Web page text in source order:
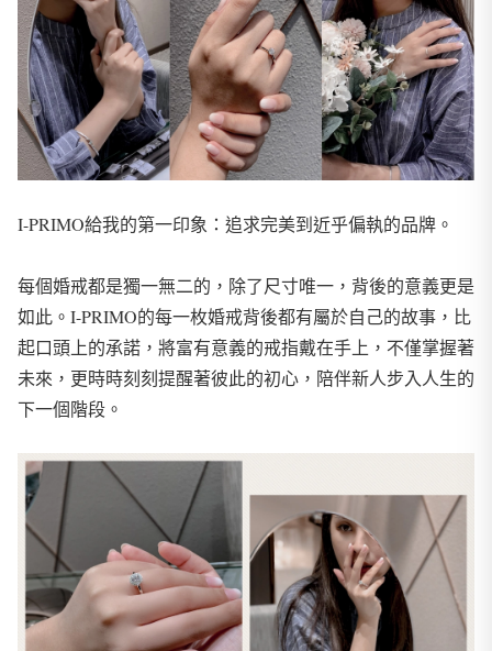
I-PRIMO給我的第一印象：追求完美到近乎偏執的品牌。
每個婚戒都是獨一無二的，除了尺寸唯一，背後的意義更是
如此。I-PRIMO的每一枚婚戒背後都有屬於自己的故事，比
起口頭上的承諾，將富有意義的戒指戴在手上，不僅掌握著
未來，更時時刻刻提醒著彼此的初心，陪伴新人步入人生的
下一個階段。